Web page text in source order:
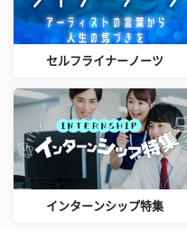
セルフライナーノーツ
インターンシップ特集